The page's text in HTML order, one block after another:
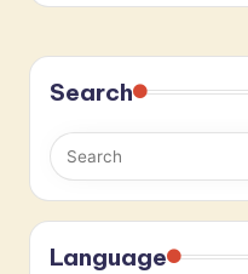
Search
Language